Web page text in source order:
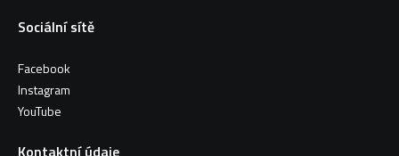
Sociální sítě
Facebook
Instagram
YouTube
Kontaktní údaje